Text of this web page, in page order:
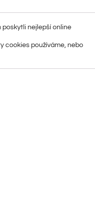
poskytli nejlepší online
cookies používáme, nebo